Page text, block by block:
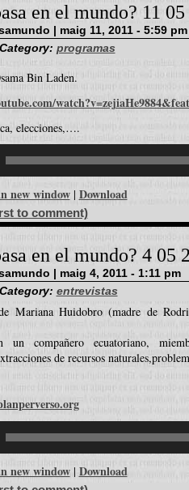
en el mundo? 11
| maig 11, 2011 - 5:59 pm
programas
Bin Laden.
elecciones,….
new window| Download
to comment)
en el mundo? 4 05
| maig 4, 2011 - 1:11 pm
entrevistas
Mariana Huidobro (madre de
un compañero ecuatoriano,
de recursos
new window| Download